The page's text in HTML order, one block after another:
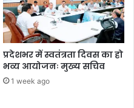
प्रदेशभर में स्वतंत्रता दिवस का हो
भव्य आयोजनः मुख्य सचिव
1 week ago